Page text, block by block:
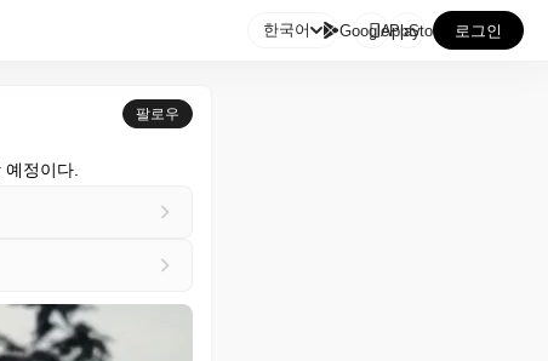
한국어 GooglePlay
AppStore 로그인
팔로우
정이다.